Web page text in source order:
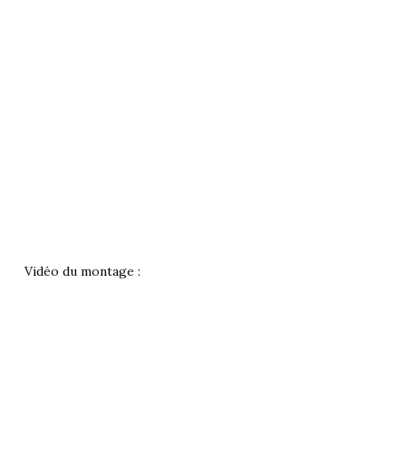
Vidéo du montage :